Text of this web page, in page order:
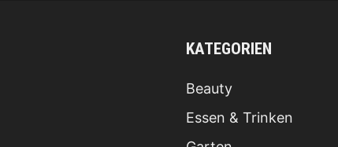
KATEGORIEN
Beauty
Essen & Trinken